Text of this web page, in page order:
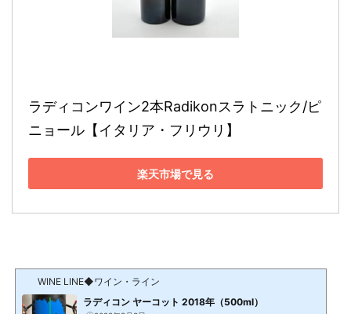
ラディコンワイン2本Radikonスラトニック/ピ
ニョール【イタリア・フリウリ】
楽天市場で見る
WINE LINE◆ワイン・ライン
ラディコン ヤーコット 2018年（500ml）